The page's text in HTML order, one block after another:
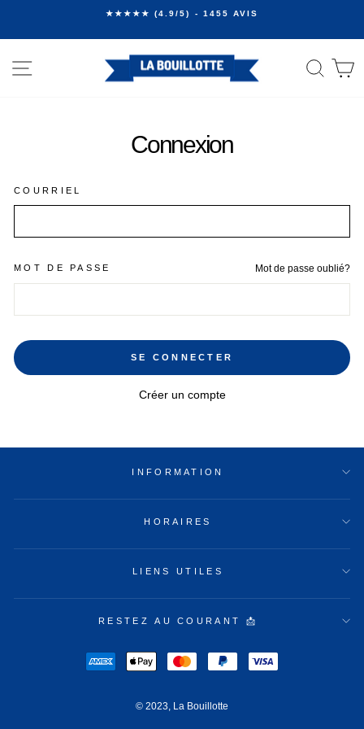
contenu
★★★★★ (4.9/5) - 1455 AVIS
Connexion
COURRIEL
MOT DE PASSE Mot de passe oublié?
SE CONNECTER
Créer un compte
INFORMATION
HORAIRES
LIENS UTILES
RESTEZ AU COURANT 📩
© 2023, La Bouillotte